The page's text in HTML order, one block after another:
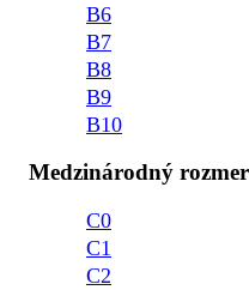
B6
B7
B8
B9
B10
Medzinárodný
C0
C1
C2